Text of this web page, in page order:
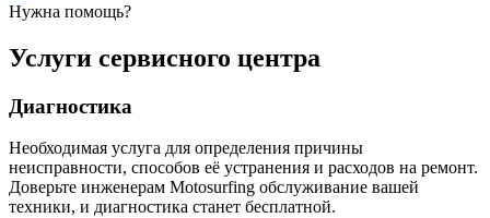
Нужна помощь?
Услуги сервисного центра
Диагностика
Необходимая услуга для определения причины
неисправности, способов её устранения и расходов на ремонт.
Доверьте инженерам Motosurfing обслуживание вашей
техники, и диагностика станет бесплатной.